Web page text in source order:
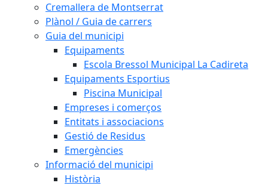
Cremallera de Montserrat
Plànol / Guia de carrers
Guia del municipi
Equipaments
Escola Bressol Municipal La Cadireta
Equipaments Esportius
Piscina Municipal
Empreses i comerços
Entitats i associacions
Gestió de Residus
Emergències
Informació del municipi
Història